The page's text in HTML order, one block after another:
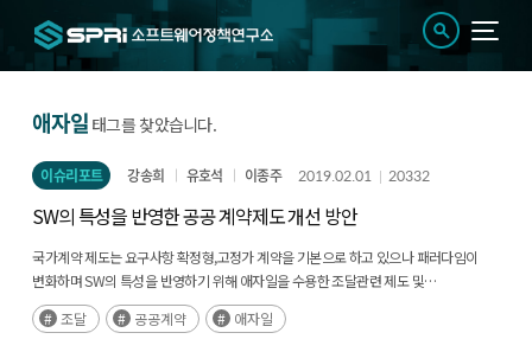
애자일 태그를 찾았습니다.
이슈리포트 강송희 유호석 이종주 2019.02.01 20332
SW의 특성을 반영한 공공 계약제도 개선 방안
국가계약 제도는 요구사항 확정형,고정가 계약을 기본으로 하고 있으나 패러다임이
변화하며 SW의 특성을 반영하기 위해 애자일을 수용한 조달관련 제도 및
가이드라인을 제시한다
조달 공공계약 애자일